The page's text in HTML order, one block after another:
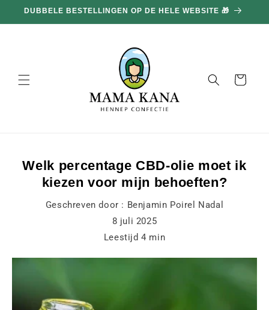
doorgaan
naar
DUBBELE BESTELLINGEN OP DE HELE WEBSITE 🎁
Mand
Welk percentage CBD-olie moet ik
kiezen voor mijn behoeften?
Geschreven door : Benjamin Poirel Nadal
8 juli 2025
Leestijd4 min